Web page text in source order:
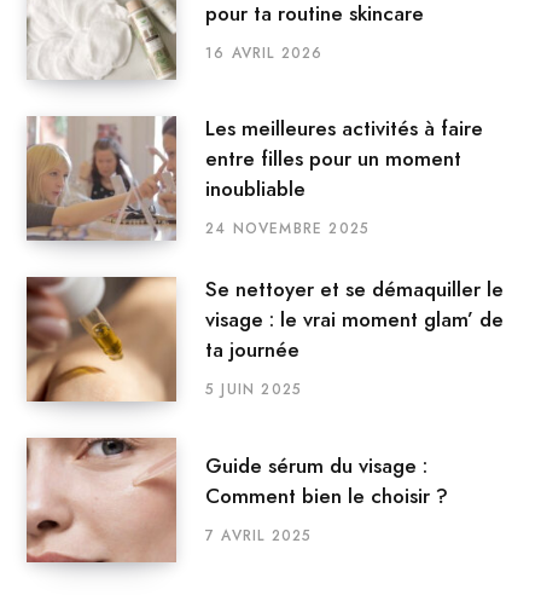
pour ta routine skincare
16 AVRIL 2026
Les meilleures activités à faire
entre filles pour un moment
inoubliable
24 NOVEMBRE 2025
Se nettoyer et se démaquiller le
visage : le vrai moment glam’ de
ta journée
5 JUIN 2025
Guide sérum du visage :
Comment bien le choisir ?
7 AVRIL 2025